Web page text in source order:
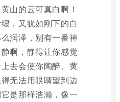
山的云可真白啊！
，又犹如刚下的白
润泽，别有一番神
啊，静得让你感觉
去会使你陶醉。黄
无法用眼睛望到边
是那样浩瀚，像一